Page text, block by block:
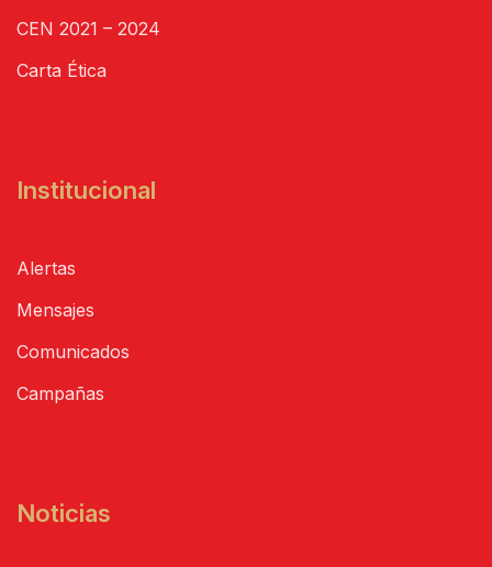
CEN 2021 – 2024
Carta Ética
Institucional
Alertas
Mensajes
Comunicados
Campañas
Noticias